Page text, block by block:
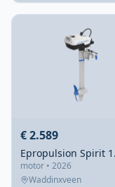
€ 2.589
motor • 2026
Waddinxveen